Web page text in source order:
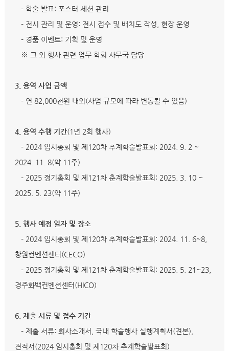
- 학술 발표: 포스터 세션 관리
- 전시 관리 및 운영: 전시 접수 및 배치도 작성, 현장 운영
- 경품 이벤트: 기획 및 운영
※ 그 외 행사 관련 업무 학회 사무국 담당
3. 용역 사업 금액
- 연 82,000천원 내외(사업 규모에 따라 변동될 수 있음)
4. 용역 수행 기간(1년 2회 행사)
- 2024 임시총회 및 제120차 추계학술발표회: 2024. 9. 2 ~
2024. 11. 8(약 11주)
- 2025 정기총회 및 제121차 춘계학술발표회: 2025. 3. 10 ~
2025. 5. 23(약 11주)
5. 행사 예정 일자 및 장소
- 2024 임시총회 및 제120차 추계학술발표회: 2024. 11. 6~8,
창원컨벤션센터(CECO)
- 2025 정기총회 및 제121차 춘계학술발표회: 2025. 5. 21~23,
경주화백컨벤션센터(HICO)
6. 제출 서류 및 접수 기간
- 제출 서류: 회사소개서, 국내 학술행사 실행계획서(견본),
견적서(2024 임시총회 및 제120차 추계학술발표회)